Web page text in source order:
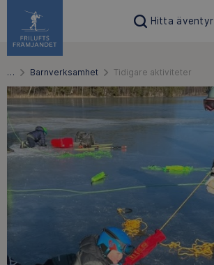
Hitta äventyr
… Barnverksamhet Tidigare aktiviteter